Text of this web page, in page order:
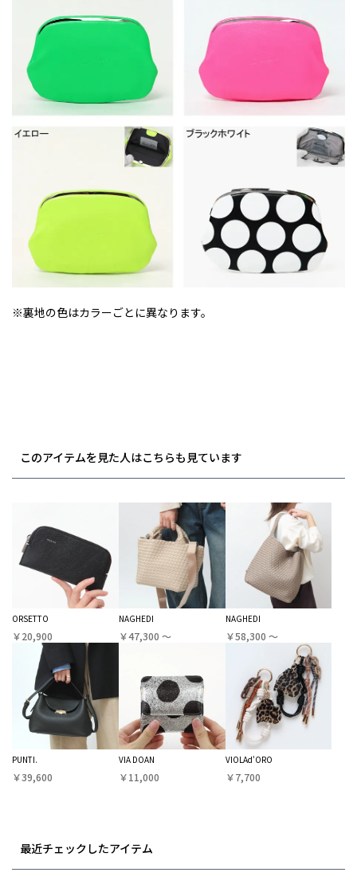
※裏地の色はカラーごとに異なります。
このアイテムを見た人はこちらも見ています
ORSETTO
￥20,900
NAGHEDI
￥47,300 〜
NAGHEDI
￥58,300 〜
PUNTI.
￥39,600
VIA DOAN
￥11,000
VIOLAd'ORO
￥7,700
最近チェックしたアイテム